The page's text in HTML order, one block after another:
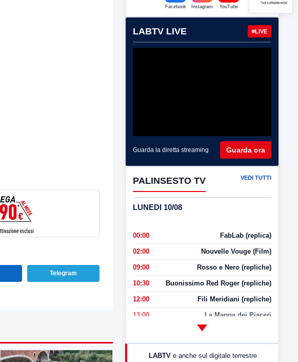
Telegram
Facebook Instagram YouTube
LABTV LIVE LIVE
Guarda la diretta streaming Guarda ora
PALINSESTO TV VEDI TUTTI
LUNEDI 10/08
00:00 FabLab (replica)
02:00 Nouvelle Vouge (Film)
09:00 Rosso e Nero (repliche)
10:30 Buonissimo Red Roger (repliche)
12:00 Fili Meridiani (repliche)
13:00 La Mappa dei Piaceri
LABTV e anche sul digitale terrestre